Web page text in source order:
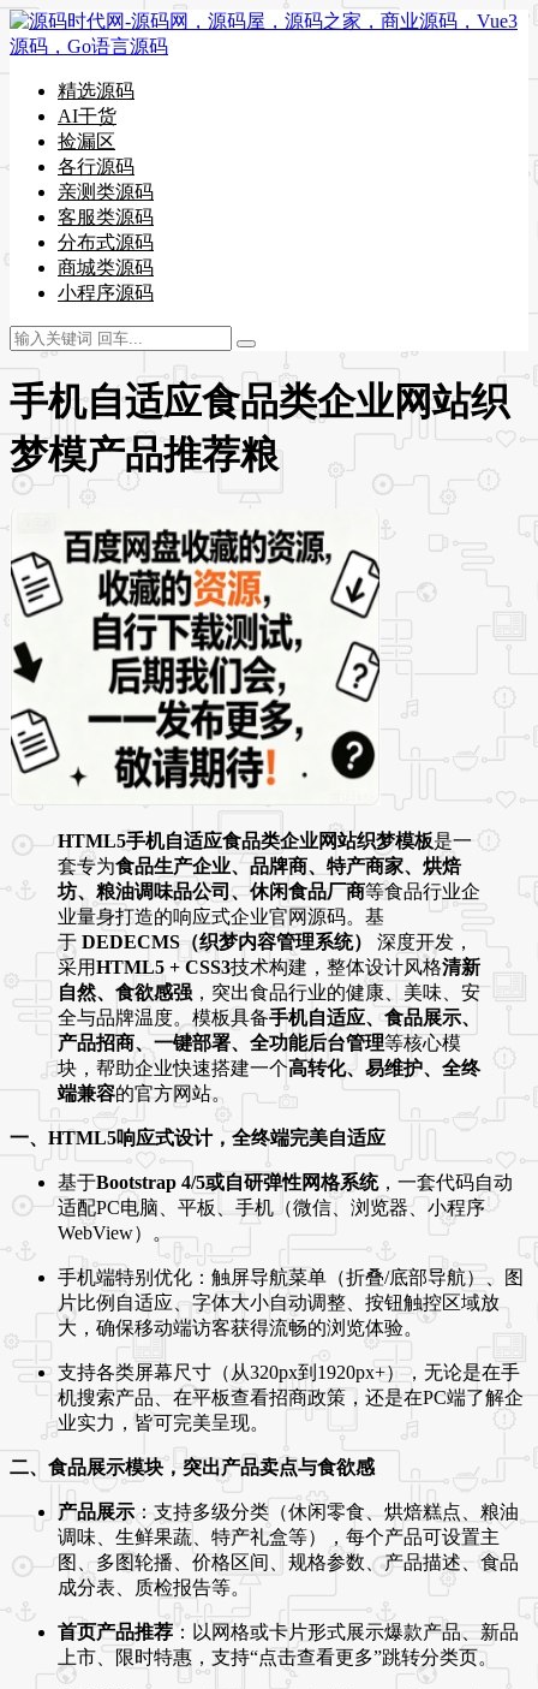
精选源码
AI干货
捡漏区
各行源码
亲测类源码
客服类源码
分布式源码
商城类源码
小程序源码
手机自适应食品类企业网站织
梦模产品推荐粮
HTML5手机自适应食品类企业网站织梦模板是一
套专为食品生产企业、品牌商、特产商家、烘焙
坊、粮油调味品公司、休闲食品厂商等食品行业企
业量身打造的响应式企业官网源码。基
于 DEDECMS（织梦内容管理系统）
深度开发，
采用HTML5 + CSS3技术构建，整体设计风格清新
自然、食欲感强 ，突出食品行业的健康、美味、安
全与品牌温度。模板具备手机自适应、食品展示、
产品招商、一键部署、全功能后台管理等核心模
块，帮助企业快速搭建一个高转化、易维护、全终
端兼容的官方网站。
一、HTML5响应式设计，全终端完美自适应
基于Bootstrap 4/5或自研弹性网格系统，一套代码自动
适配PC电脑、平板、手机（微信、浏览器、小程序
WebView）。
手机端特别优化：触屏导航菜单（折叠/底部导航）、图
片比例自适应、字体大小自动调整、按钮触控区域放
大，确保移动端访客获得流畅的浏览体验。
支持各类屏幕尺寸（从320px到1920px+），无论是在手
机搜索产品、在平板查看招商政策，还是在PC端了解企
业实力，皆可完美呈现。
二、食品展示模块，突出产品卖点与食欲感
产品展示 ：支持多级分类（休闲零食、烘焙糕点、粮油
调味、生鲜果蔬、特产礼盒等），每个产品可设置主
图、多图轮播、价格区间、规格参数、产品描述、食品
成分表、质检报告等。
首页产品推荐：以网格或卡片形式展示爆款产品、新品
上市、限时特惠，支持“点击查看更多”跳转分类页。